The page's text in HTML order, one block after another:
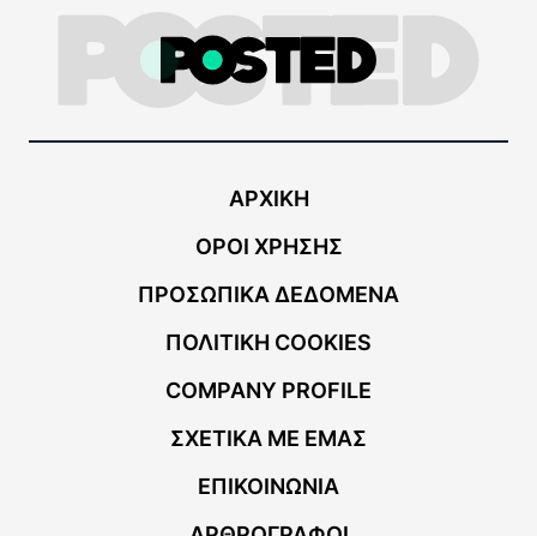
ΑΡΧΙΚΗ
ΟΡΟΙ ΧΡΗΣΗΣ
ΠΡΟΣΩΠΙΚΑ ΔΕΔΟΜΕΝΑ
ΠΟΛΙΤΙΚΗ COOKIES
COMPANY PROFILE
ΣΧΕΤΙΚΑ ΜΕ ΕΜΑΣ
ΕΠΙΚΟΙΝΩΝΙΑ